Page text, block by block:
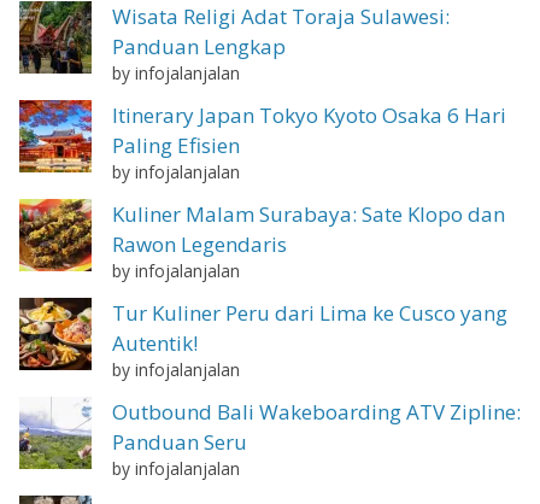
Wisata Religi Adat Toraja Sulawesi:
Panduan Lengkap
by infojalanjalan
Itinerary Japan Tokyo Kyoto Osaka 6 Hari
Paling Efisien
by infojalanjalan
Kuliner Malam Surabaya: Sate Klopo dan
Rawon Legendaris
by infojalanjalan
Tur Kuliner Peru dari Lima ke Cusco yang
Autentik!
by infojalanjalan
Outbound Bali Wakeboarding ATV Zipline:
Panduan Seru
by infojalanjalan